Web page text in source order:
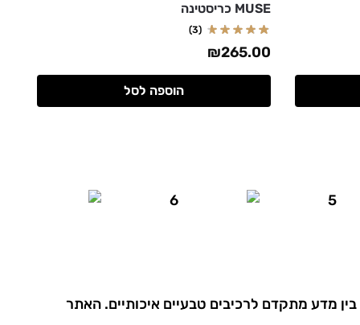
MUSE כריסטינה
(3)
₪265.00
הוספה לסל
מדע מתקדם לרכיבים טבעיים איכותיים. האתר